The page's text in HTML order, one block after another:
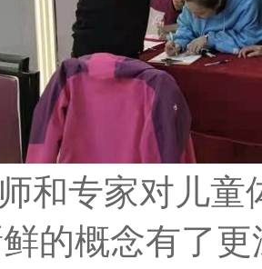
和专家对儿
的概念有了